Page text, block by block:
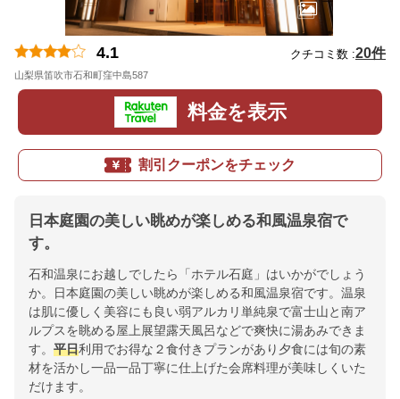
4.1 クチコミ数 :20件
山梨県笛吹市石和町窪中島587
料金を表示
割引クーポンをチェック
日本庭園の美しい眺めが楽しめる和風温泉宿で
す。
石和温泉にお越しでしたら「ホテル石庭」はいかがでしょう
か。日本庭園の美しい眺めが楽しめる和風温泉宿です。温泉
は肌に優しく美容にも良い弱アルカリ単純泉で富士山と南ア
ルプスを眺める屋上展望露天風呂などで爽快に湯あみできま
す。 平日利用でお得な２食付きプランがあり夕食には旬の素
材を活かし一品一品丁寧に仕上げた会席料理が美味しくいた
だけます。